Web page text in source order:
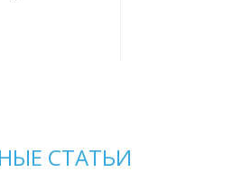
СТАТЬИ